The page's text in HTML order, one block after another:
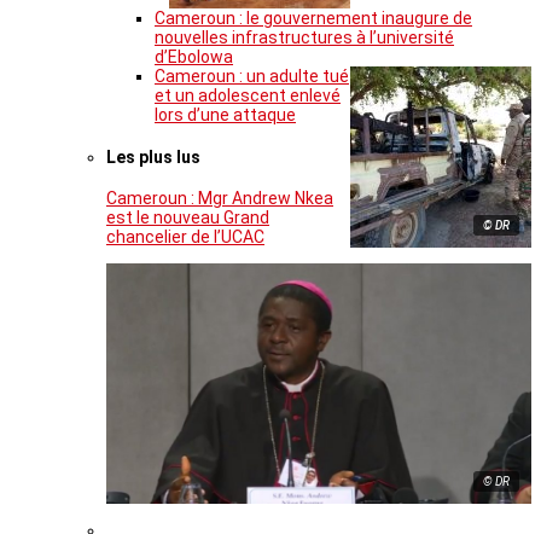
Cameroun : le gouvernement inaugure de
nouvelles infrastructures à l’université
d’Ebolowa
© DR
Cameroun : un adulte tué
et un adolescent enlevé
lors d’une attaque
Les plus lus
Cameroun : Mgr Andrew Nkea
est le nouveau Grand
chancelier de l’UCAC
© DR